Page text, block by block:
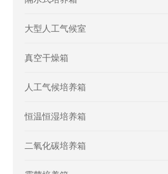
大型人工气候室
真空干燥箱
人工气候培养箱
恒温恒湿培养箱
二氧化碳培养箱